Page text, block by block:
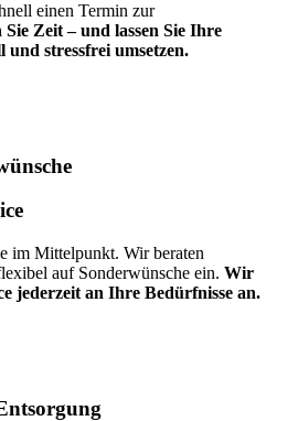
einen Termin zur
Sie Zeit – und lassen Sie Ihre
stressfrei umsetzen.
im Mittelpunkt. Wir beraten
auf Sonderwünsche ein. Wir
jederzeit an Ihre Bedürfnisse an.